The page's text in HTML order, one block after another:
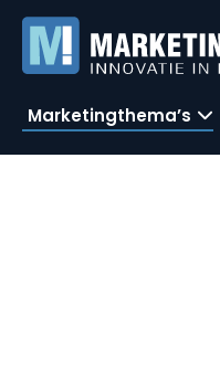
Marketingthema’s